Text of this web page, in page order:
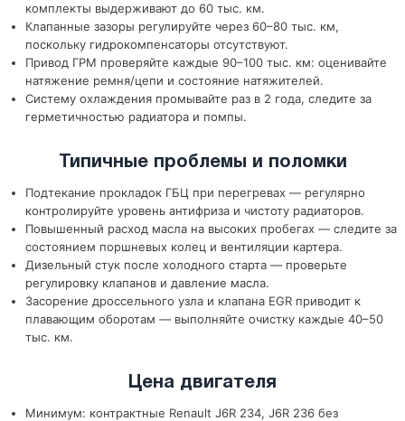
комплекты выдерживают до 60 тыс. км.
Клапанные зазоры регулируйте через 60–80 тыс. км,
поскольку гидрокомпенсаторы отсутствуют.
Привод ГРМ проверяйте каждые 90–100 тыс. км: оценивайте
натяжение ремня/цепи и состояние натяжителей.
Систему охлаждения промывайте раз в 2 года, следите за
герметичностью радиатора и помпы.
Типичные проблемы и поломки
Подтекание прокладок ГБЦ при перегревах — регулярно
контролируйте уровень антифриза и чистоту радиаторов.
Повышенный расход масла на высоких пробегах — следите за
состоянием поршневых колец и вентиляции картера.
Дизельный стук после холодного старта — проверьте
регулировку клапанов и давление масла.
Засорение дроссельного узла и клапана EGR приводит к
плавающим оборотам — выполняйте очистку каждые 40–50
тыс. км.
Цена двигателя
Минимум: контрактные Renault J6R 234, J6R 236 без